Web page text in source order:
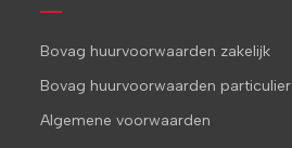
Bovag huurvoorwaarden zakelijk
Bovag huurvoorwaarden particulier
Algemene voorwaarden